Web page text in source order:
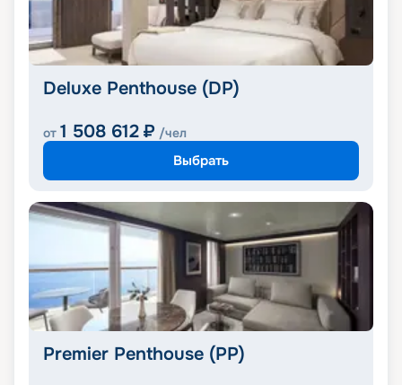
Deluxe Penthouse (DP)
от 1 508 612 ₽ /чел
Выбрать
Premier Penthouse (PP)